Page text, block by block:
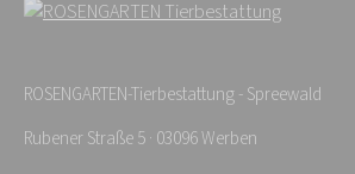
ROSENGARTEN-Tierbestattung - Spreewald
Rubener Straße 5 · 03096 Werben